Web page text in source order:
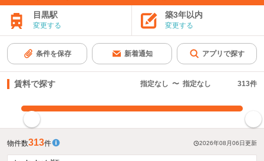
目黒駅
変更する
築3年以内
変更する
条件を保存 新着通知 アプリで探す
賃料で探す 指定なし 〜 指定なし 313件
物件数313件 2026年08月06日更新